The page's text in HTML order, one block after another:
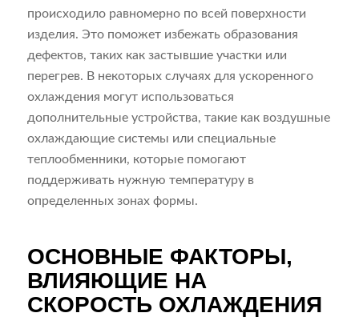
происходило равномерно по всей поверхности
изделия. Это поможет избежать образования
дефектов, таких как застывшие участки или
перегрев. В некоторых случаях для ускоренного
охлаждения могут использоваться
дополнительные устройства, такие как воздушные
охлаждающие системы или специальные
теплообменники, которые помогают
поддерживать нужную температуру в
определенных зонах формы.
ОСНОВНЫЕ ФАКТОРЫ,
ВЛИЯЮЩИЕ НА
СКОРОСТЬ ОХЛАЖДЕНИЯ